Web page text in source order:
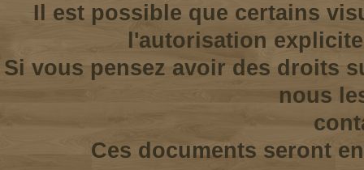
Il est possible que certains
l'autorisation
Si vous pensez avoir des droits
nous
Ces documents seront